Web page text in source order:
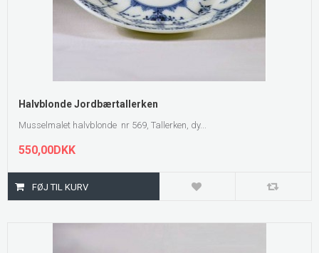
Halvblonde Jordbærtallerken
Musselmalet halvblonde nr 569, Tallerken, dy...
550,00DKK